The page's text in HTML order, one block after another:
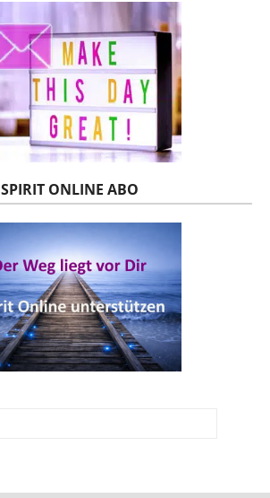
SPIRIT ONLINE ABO